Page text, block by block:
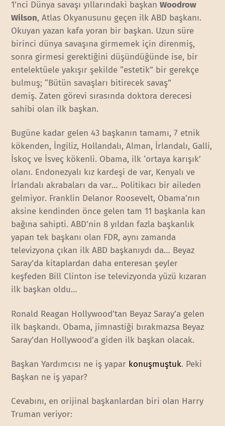
1’nci Dünya savaşı yıllarındaki başkanWoodrow
Wilson, Atlas Okyanusunu geçen ilk ABD başkanı.
Okuyan yazan kafa yoran bir başkan. Uzun süre
birinci dünya savaşına girmemek için direnmiş,
sonra girmesi gerektiğini düşündüğünde ise, bir
entelektüele yakışır şekilde “estetik” bir gerekçe
bulmuş; “Bütün savaşları bitirecek savaş”
demiş. Zaten görevi sırasında doktora derecesi
sahibi olan ilk başkan.
Bugüne kadar gelen 43 başkanın tamamı, 7 etnik
kökenden, İngiliz, Hollandalı, Alman, İrlandalı, Galli,
İskoç ve İsveç kökenli. Obama, ilk ‘ortaya karışık’
olanı. Endonezyalı kız kardeşi de var, Kenyalı ve
İrlandalı akrabaları da var… Politikacı bir aileden
gelmiyor. Franklin Delanor Roosevelt, Obama’nın
aksine kendinden önce gelen tam 11 başkanla kan
bağına sahipti. ABD’nin 8 yıldan fazla başkanlık
yapan tek başkanı olan FDR, aynı zamanda
televizyona çıkan ilk ABD başkanıydı da… Beyaz
Saray’da kitaplardan daha enteresan şeyler
keşfeden Bill Clinton ise televizyonda yüzü kızaran
ilk başkan oldu…
Ronald Reagan Hollywood’tan Beyaz Saray’a gelen
ilk başkandı. Obama, jimnastiği bırakmazsa Beyaz
Saray’dan Hollywood’a giden ilk başkan olacak.
Başkan Yardımcısı ne iş yapar konuşmuştuk. Peki
Başkan ne iş yapar?
Cevabını, en orijinal başkanlardan biri olan Harry
Truman veriyor: